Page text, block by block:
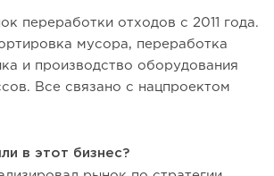
переработки отходов с 2011 года.
мусора, переработка
и производство оборудования
Все связано с нацпроектом
в этот бизнес?